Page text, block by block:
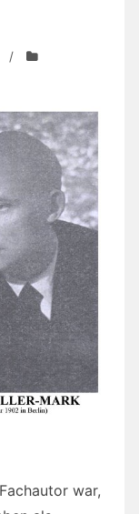
/
war,